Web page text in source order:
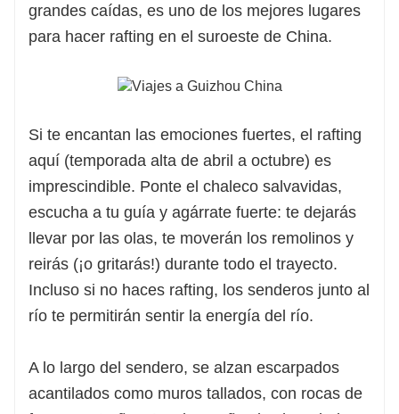
grandes caídas, es uno de los mejores lugares
para hacer rafting en el suroeste de China.
Si te encantan las emociones fuertes, el rafting
aquí (temporada alta de abril a octubre) es
imprescindible. Ponte el chaleco salvavidas,
escucha a tu guía y agárrate fuerte: te dejarás
llevar por las olas, te moverán los remolinos y
reirás (¡o gritarás!) durante todo el trayecto.
Incluso si no haces rafting, los senderos junto al
río te permitirán sentir la energía del río.
A lo largo del sendero, se alzan escarpados
acantilados como muros tallados, con rocas de